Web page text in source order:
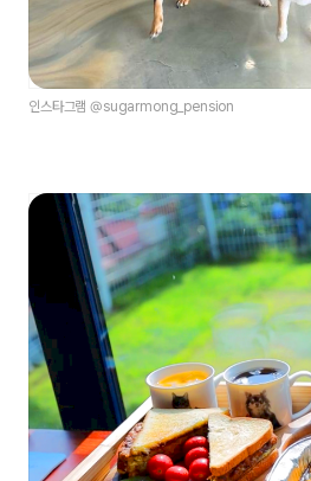
인스타그램 @sugarmong_pension